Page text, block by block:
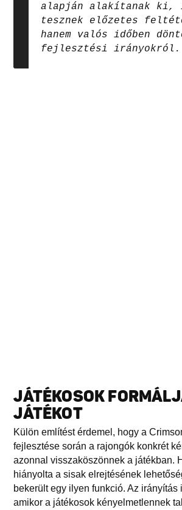
alapján alakítanak ki,
tesznek előzetes
hanem valós időben
fejlesztési irányokról.
JÁTÉKOSOK
JÁTÉKOT
Külön említést érdemel, hogy a
fejlesztése során a rajongók konkrét
azonnal visszaköszönnek a játékban.
hiányolta a sisak elrejtésének
bekerült egy ilyen funkció. Az irányítás
amikor a játékosok kényelmetlennek